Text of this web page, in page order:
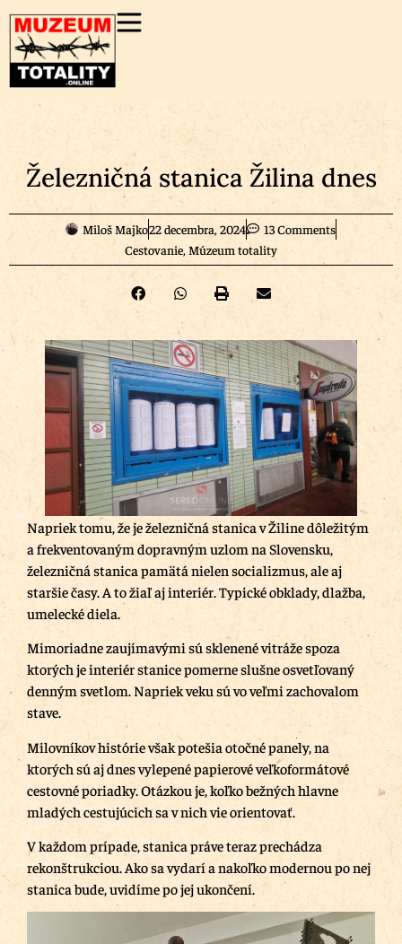
Železničná stanica Žilina dnes
Miloš Majko22 decembra, 2024
13 Comments
Cestovanie, Múzeum totality
Napriek tomu, že je železničná stanica v Žiline dôležitým
a frekventovaným dopravným uzlom na Slovensku,
železničná stanica pamätá nielen socializmus, ale aj
staršie časy. A to žiaľ aj interiér. Typické obklady, dlažba,
umelecké diela.
Mimoriadne zaujímavými sú sklenené vitráže spoza
ktorých je interiér stanice pomerne slušne osvetľovaný
denným svetlom. Napriek veku sú vo veľmi zachovalom
stave.
Milovníkov histórie však potešia otočné panely, na
ktorých sú aj dnes vylepené papierové veľkoformátové
cestovné poriadky. Otázkou je, koľko bežných hlavne
mladých cestujúcich sa v nich vie orientovať.
V každom prípade, stanica práve teraz prechádza
rekonštrukciou. Ako sa vydarí a nakoľko modernou po nej
stanica bude, uvidíme po jej ukončení.